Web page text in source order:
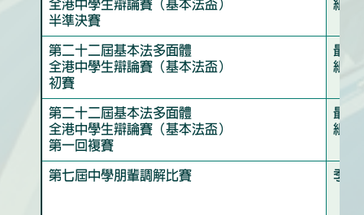
全港中學生辯論賽（基本法盃）
半準決賽
組）
第二十二屆基本法多面體
全港中學生辯論賽（基本法盃）
初賽
最佳
組）
第二十二屆基本法多面體
全港中學生辯論賽（基本法盃）
第一回複賽
最佳
組）
第七屆中學朋輩調解比賽 季軍